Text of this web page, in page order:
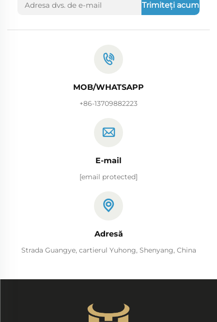
Trimiteți acum
MOB/WHATSAPP
+86-13709882223
E-mail
[email protected]
Adresă
Strada Guangye, cartierul Yuhong, Shenyang, China